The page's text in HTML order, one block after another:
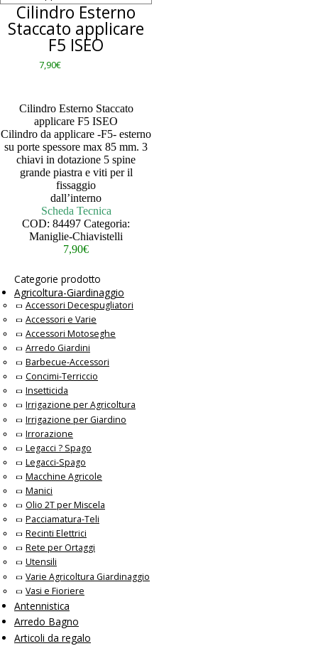
Categorie prodotto
Agricoltura-Giardinaggio
Accessori Decespugliatori
Accessori e Varie
Accessori Motoseghe
Arredo Giardini
Barbecue-Accessori
Concimi-Terriccio
Insetticida
Irrigazione per Agricoltura
Irrigazione per Giardino
Irrorazione
Legacci ? Spago
Legacci-Spago
Macchine Agricole
Manici
Olio 2T per Miscela
Pacciamatura-Teli
Recinti Elettrici
Rete per Ortaggi
Utensili
Varie Agricoltura Giardinaggio
Vasi e Fioriere
Antennistica
Arredo Bagno
Articoli da regalo
Cilindro Esterno
Staccato applicare
F5 ISEO
7,90€
Cilindro Esterno Staccato
applicare F5 ISEO
Cilindro da applicare -F5- esterno
su porte spessore max 85 mm. 3
chiavi in dotazione 5 spine
grande piastra e viti per il
fissaggio
dall’interno
Scheda Tecnica
COD: 84497 Categoria:
Maniglie-Chiavistelli
7,90€